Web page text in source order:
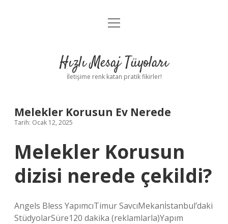
Anasayfa
Yasal Uyarı
menüyü
Hızlı Mesaj Tüyoları
İletişime renk katan pratik fikirler!
Melekler Korusun Ev Nerede
Tarih: Ocak 12, 2025
Melekler Korusun
dizisi nerede çekildi?
Angels Bless YapımcıTimur SavcıMekanİstanbul’daki
StüdyolarSüre120 dakika (reklamlarla)Yapım